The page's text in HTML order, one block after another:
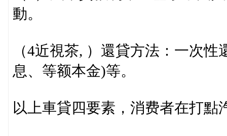
動。
（4近視茶, ）還貸方法：一次
息、等额本金)等。
以上車貸四要素，消费者在打